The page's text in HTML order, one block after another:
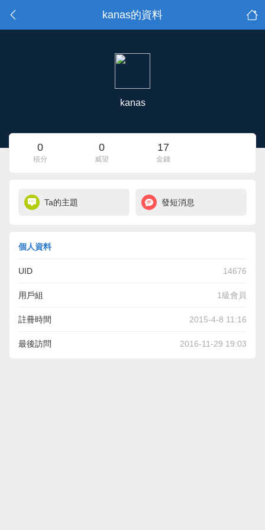
kanas的資料
kanas
0
積分
0
威望
17
金錢
Ta的主題 發短消息
個人資料
UID 14676
用戶組 1級會員
註冊時間 2015-4-8 11:16
最後訪問 2016-11-29 19:03